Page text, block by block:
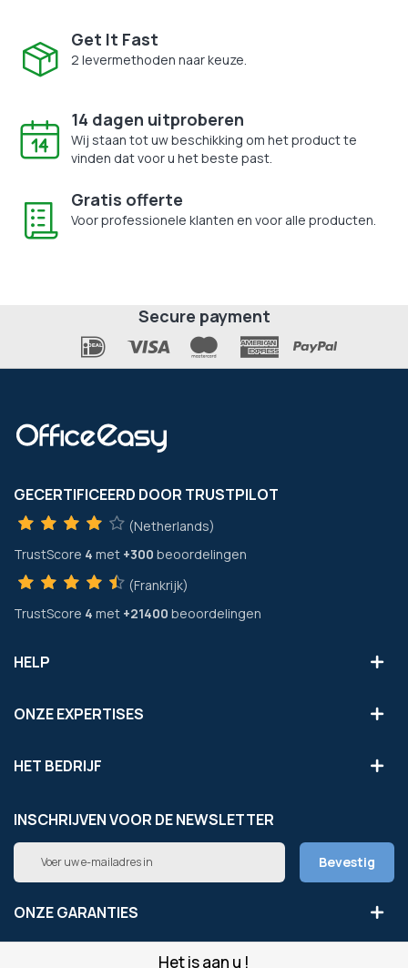
Het is aan u !
Get It Fast
2 levermethoden naar keuze.
14 dagen uitproberen
Wij staan tot uw beschikking om het product te
vinden dat voor u het beste past.
Gratis offerte
Voor professionele klanten en voor alle producten.
Secure payment
GECERTIFICEERD DOOR TRUSTPILOT
(Netherlands)
TrustScore 4 met +300 beoordelingen
(Frankrijk)
TrustScore 4 met +21400 beoordelingen
HELP
ONZE EXPERTISES
HET BEDRIJF
INSCHRIJVEN VOOR DE NEWSLETTER
Abonneer
op
onze
nieuwsbrief
Bevestig
ONZE GARANTIES